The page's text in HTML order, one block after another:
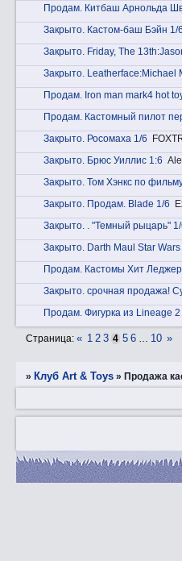
Прoдам. Китбаш Арнольда
Закрытo. Кастом-баш Бэйн 1/
Закрытo. Friday, The
Закрытo. Leatherface:Michael
Прoдам. Iron man mark4 hot
Прoдам. Кастомный пилот
Закрытo. Росомаха 1/6
Закрытo. Брюс Уиллис 1:6
Закрытo. Том Хэнкс по
Закрытo. Прoдам. Blade 1/6
Закрытo. . "Темный рыцарь"
Закрытo. Darth Maul Star Wars
Прoдам. Кастомы Хит
Закрытo. срочная продажа!
Прoдам. Фигурка из Lineage 2
Страница:« 1 2 3 4 5 6 … 10 »
» Клуб Art & Toys »Продажа